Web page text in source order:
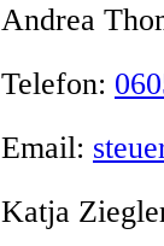
Andrea
Telefon:
Email:
Katja